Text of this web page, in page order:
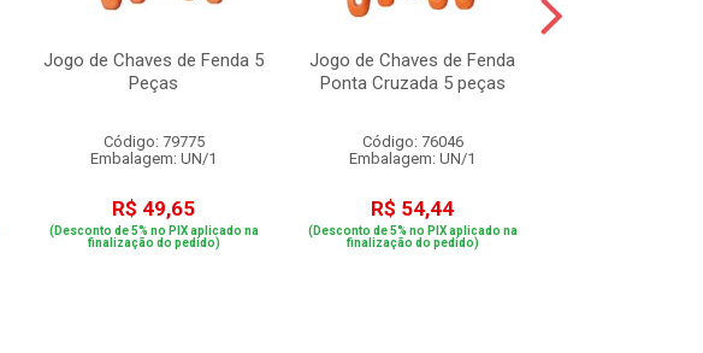
Jogo de Chaves de Fenda 5
Peças
Código: 79775
Embalagem: UN/1
R$ 49,65
(Desconto de 5% no PIX aplicado na
finalização do pedido)
Jogo de Chaves de Fenda
Ponta Cruzada 5 peças
Código: 76046
Embalagem: UN/1
R$ 54,44
(Desconto de 5% no PIX aplicado na
finalização do pedido)